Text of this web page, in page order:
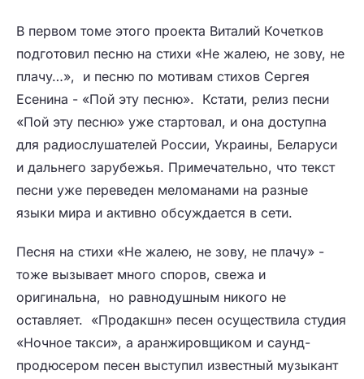
В первом томе этого проекта Виталий Кочетков
подготовил песню на стихи «Не жалею, не зову, не
плачу…», и песню по мотивам стихов Сергея
Есенина - «Пой эту песню». Кстати, релиз песни
«Пой эту песню» уже стартовал, и она доступна
для радиослушателей России, Украины, Беларуси
и дальнего зарубежья. Примечательно, что текст
песни уже переведен меломанами на разные
языки мира и активно обсуждается в сети.
Песня на стихи «Не жалею, не зову, не плачу» -
тоже вызывает много споров, свежа и
оригинальна, но равнодушным никого не
оставляет. «Продакшн» песен осуществила студия
«Ночное такси», а аранжировщиком и саунд-
продюсером песен выступил известный музыкант